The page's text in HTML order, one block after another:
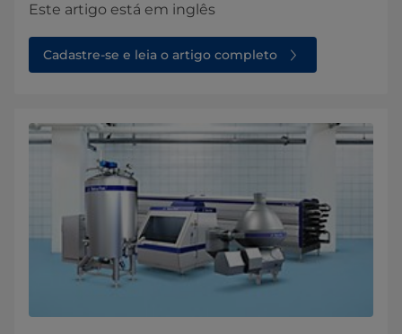
Este artigo está em inglês
Cadastre-se e leia o artigo completo